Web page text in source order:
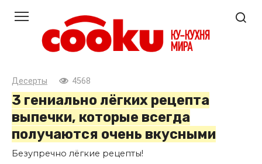
контенту
Десерты 4568
3 гениально лёгких рецепта
выпечки, которые всегда
получаются очень вкусными
Безупречно лёгкие рецепты!